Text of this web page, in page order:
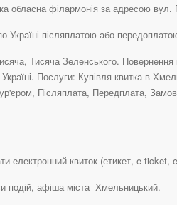
обласна філармонія за адресою вул.
післяплатою або
Тисяча Зеленського. Повернення
Послуги: Купівля квитка в
Післяплата, Передплата,
квиток (етикет, e-ticket,
подій, афіша міста Хмельницький.